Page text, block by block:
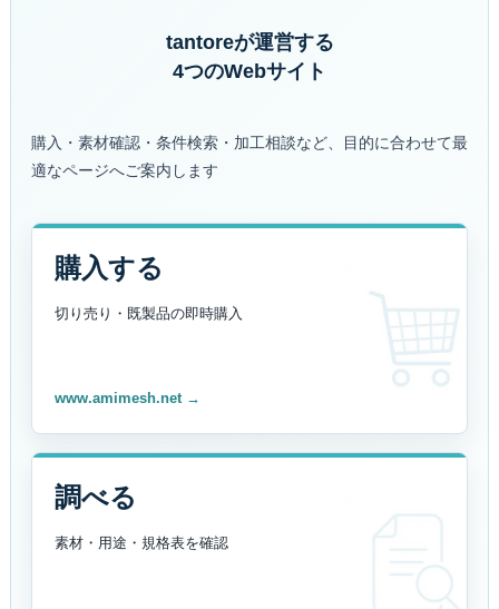
tantoreが運営する
4つのWebサイト
購入・素材確認・条件検索・加工相談など、目的に合わせて最
適なページへご案内します
購入する
切り売り・既製品の即時購入
www.amimesh.net →
調べる
素材・用途・規格表を確認